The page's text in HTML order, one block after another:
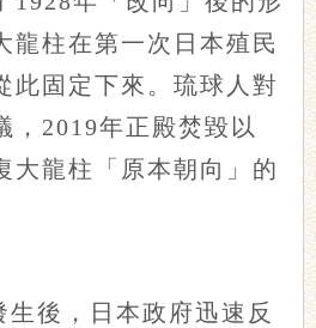
龍柱在第一次日本殖民
此固定下來。琉球人對
，2019年正殿焚毀以
大龍柱「原本朝向」的
生後，日本政府迅速反